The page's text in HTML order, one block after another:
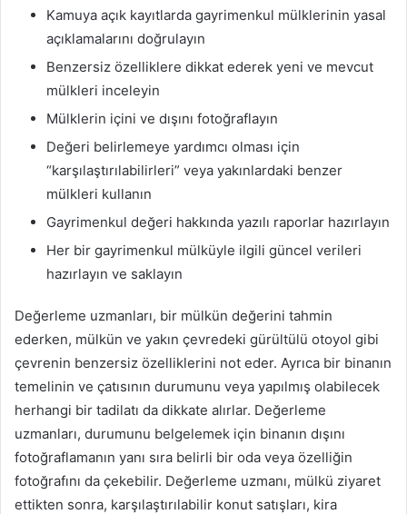
Kamuya açık kayıtlarda gayrimenkul mülklerinin yasal
açıklamalarını doğrulayın
Benzersiz özelliklere dikkat ederek yeni ve mevcut
mülkleri inceleyin
Mülklerin içini ve dışını fotoğraflayın
Değeri belirlemeye yardımcı olması için
“karşılaştırılabilirleri” veya yakınlardaki benzer
mülkleri kullanın
Gayrimenkul değeri hakkında yazılı raporlar hazırlayın
Her bir gayrimenkul mülküyle ilgili güncel verileri
hazırlayın ve saklayın
Değerleme uzmanları, bir mülkün değerini tahmin
ederken, mülkün ve yakın çevredeki gürültülü otoyol gibi
çevrenin benzersiz özelliklerini not eder. Ayrıca bir binanın
temelinin ve çatısının durumunu veya yapılmış olabilecek
herhangi bir tadilatı da dikkate alırlar. Değerleme
uzmanları, durumunu belgelemek için binanın dışını
fotoğraflamanın yanı sıra belirli bir oda veya özelliğin
fotoğrafını da çekebilir. Değerleme uzmanı, mülkü ziyaret
ettikten sonra, karşılaştırılabilir konut satışları, kira